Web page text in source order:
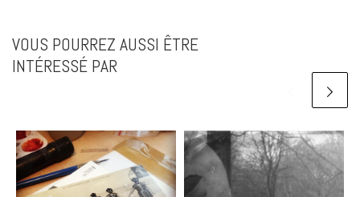
VOUS POURREZ AUSSI ÊTRE
INTÉRESSÉ PAR